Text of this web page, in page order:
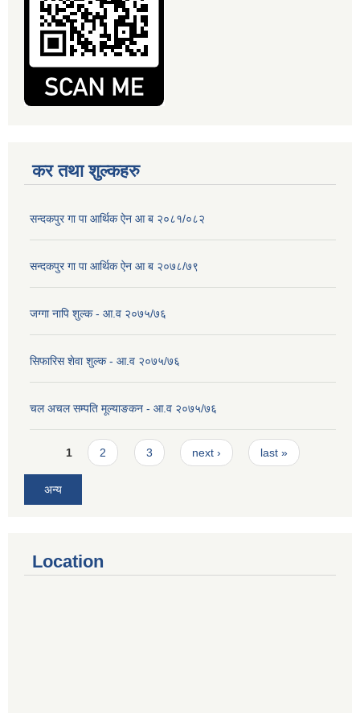
कर तथा शुल्कहरु
सन्दकपुर गा पा आर्थिक ऐन आ ब २०८१/०८२
सन्दकपुर गा पा आर्थिक ऐन आ ब २०७८/७९
जग्गा नापि शुल्क - आ.व २०७५/७६
सिफारिस शेवा शुल्क - आ.व २०७५/७६
चल अचल सम्पति मूल्याङकन - आ.व २०७५/७६
Pages
1 2 3 next › last »
अन्य
Location